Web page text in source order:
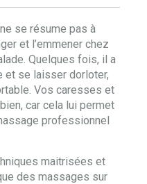
se résume pas à
et l’emmener chez
Quelques fois, il a
et se laisser dorloter,
Vos caresses et
car cela lui permet
professionnel
maitrisées et
des massages sur